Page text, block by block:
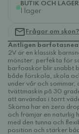
BUTIK OCH
I lager
Frågor om skon?
Äntligen
2V är en klassisk
mönster: perfekta för
barfoaskor blir snabbt
både förskola, skola
under vår och sommar,
tvättmaskin på 30
att användas i torrt
Skorna har en zero
och främjar en naturlig
med den tunna och
position och stärker